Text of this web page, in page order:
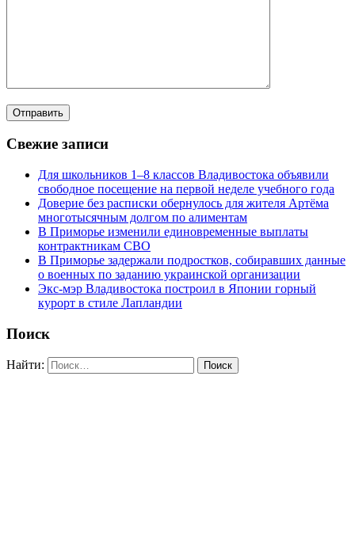
Свежие записи
Для школьников 1–8 классов Владивостока объявили
свободное посещение на первой неделе учебного года
Доверие без расписки обернулось для жителя Артёма
многотысячным долгом по алиментам
В Приморье изменили единовременные выплаты
контрактникам СВО
В Приморье задержали подростков, собиравших данные
о военных по заданию украинской организации
Экс-мэр Владивостока построил в Японии горный
курорт в стиле Лапландии
Поиск
Найти: